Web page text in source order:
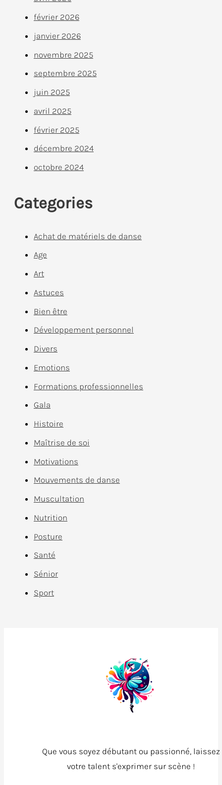
février 2026
janvier 2026
novembre 2025
septembre 2025
juin 2025
avril 2025
février 2025
décembre 2024
octobre 2024
Categories
Achat de matériels de danse
Age
Art
Astuces
Bien être
Développement personnel
Divers
Emotions
Formations professionnelles
Gala
Histoire
Maîtrise de soi
Motivations
Mouvements de danse
Muscultation
Nutrition
Posture
Santé
Sénior
Sport
Que vous soyez débutant ou passionné, laissez
votre talent s'exprimer sur scène !